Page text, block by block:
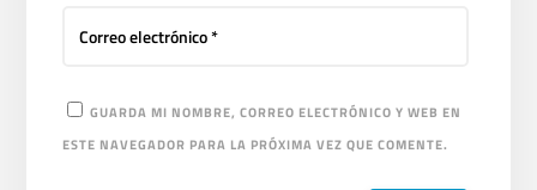
GUARDA MI NOMBRE, CORREO ELECTRÓNICO Y WEB EN
ESTE NAVEGADOR PARA LA PRÓXIMA VEZ QUE COMENTE.